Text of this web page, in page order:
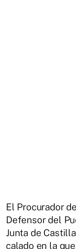
El Procurador
Defensor del
Junta de
calado en la